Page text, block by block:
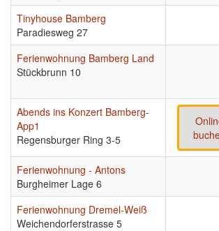
Tinyhouse Bamberg
Paradiesweg 27
Ferienwohnung Bamberg Land
Stückbrunn 10
Abends ins Konzert Bamberg-
App1
Regensburger Ring 3-5
Ferienwohnung - Antons
Burgheimer Lage 6
Ferienwohnung Dremel-Weiß
Weichendorferstrasse 5